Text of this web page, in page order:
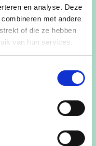
en analyse. Deze
met andere
of die ze hebben
van hun services.
2018
van ons